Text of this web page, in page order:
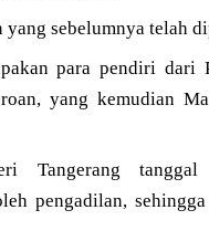
sebelumnya telah
para pendiri dari
yang kemudian
Tangerang
pengadilan,